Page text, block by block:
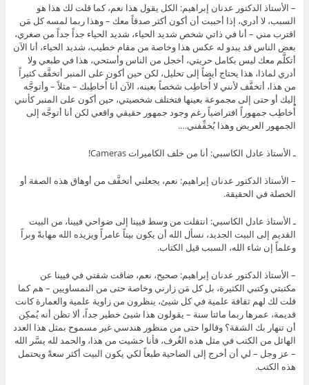
– الأستاذ الدكتور عدنان إبراهيم: الكل يقول هذا نعم، كما قلت لك هذا هو
السبب، لا أدري، إذا أحببت أن أكون أكثر صدقاً معك – وهذا ربما لمسه كل مَن
اقترب مني – أنا في ذاتي شخص شديد الحياء، شديد الحياء جداً جداً من صغري،
بعض الناس قد يبدو له عكس هذا وخاصة من مقام خطيب، شديد الحياء، أنا الآن
أتكلَّم معك ليس بكامل حريتي، أخجل من الناس وأستحي، هذا في طبعي ولا
أدري لماذا، هذا يحتاج أيضاً إلى تحليل، لكن حين أكون على المنبر أتخفَّف كثيراً
من هذا، أتخفَّف لأنني لا أُخاطِب شخصاً بعينه، الآن أنا أُخاطِبك – مثلاً – وأتوجَّه
إليك أو حتى إلى مجموعة بعينها فتختلف شخصيتي، حين أكون على المنبر كأنني
أُخاطِب جمهوراً افتراضياً رغم وجود جمهور حقيقي واقعي لكن أنا أتوجَّه إلى
الجمهور العريض وهذا يُخفِّفني….
ـ الأستاذ عادل الكاسبي: أنا من خلف الكاميرات Cameras!
– الأستاذ الدكتور عدنان إبراهيم: نعم، يجعلني أتخفَّف من أوهاق هذه الصفة أو
الخصلة في الحقيقة.
ـ الأستاذ عادل الكاسبي: انتقلت من وسط فيينا إلى ضواحي فيينا، من البيت
القديم إلى البيت الجديد، نسأل الله أن يكون بيتاً عامراً ويزيده الله مهابةً وبراً
وعلماً إن شاء الله، السبب قيل الكتاب.
– الأستاذ الدكتور عدنان إبراهيم: صحيح، نعم، ضاقت شقتي في فيينا عن
مكتبتي وكتبي الكثيرة، بل كل مَن زارني وخاصة حتى من النمساويين – هم كما
قلت لك لهم ثقافة علمية في كل شيئ، ينظرون من زاوية علمية والعمارة كانت
قديمة، عمرها ربما مائتا سنة – يقولون هذا شيئ خطير جداً، ألا تظن أنه يُمكِن
أن تنهار بك الشقة؟ وقالوا حتى من منظور هندسي غير مسموح بمثل هذا العدد
الهائل من الكتب في مثل هذه الغُرف، فأنا خشيت من هذا، والحمد لله يسَّر الله
– عز وجل – لي أن أخرج إلى الضاحية طبعاً لكي يكون البيت أكثر سعةً ويحتمل
هذه الكتب.